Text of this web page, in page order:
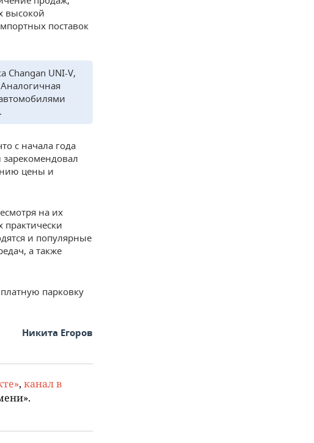
высокой
поставок
Changan UNI-V,
с начала года
цены и
на их
и популярные
а также
парковку
Никита Егоров
, канал в